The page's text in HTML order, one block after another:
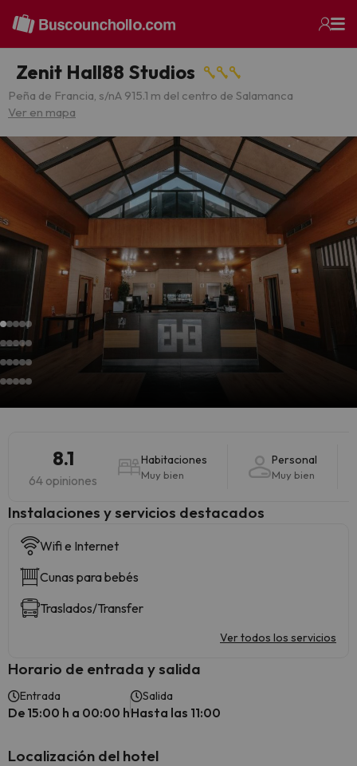
Zenit Hall88 Studios
Peña de Francia, s/nA 915.1 m del centro de Salamanca
Ver en mapa
8.1
64 opiniones
Habitaciones
Muy bien
Personal
Muy bien
Instalaciones y servicios destacados
Wifi e Internet
Cunas para bebés
Traslados/Transfer
Ver todos los servicios
Horario de entrada y salida
Entrada
De 15:00 h a 00:00 h
Salida
Hasta las 11:00
Localización del hotel